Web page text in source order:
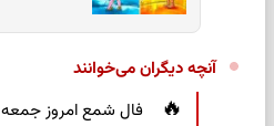
آنچه دیگران می‌خوانند